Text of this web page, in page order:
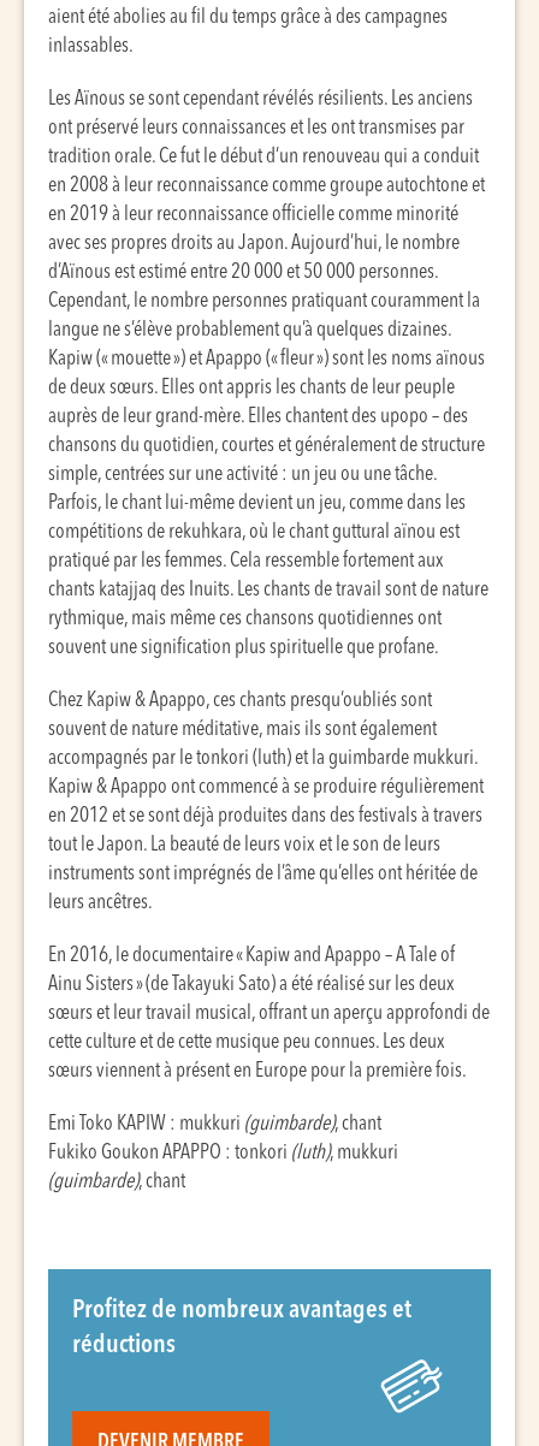
aient été abolies au fil du temps grâce à des campagnes
inlassables.
Les Aïnous se sont cependant révélés résilients. Les anciens
ont préservé leurs connaissances et les ont transmises par
tradition orale. Ce fut le début d’un renouveau qui a conduit
en 2008 à leur reconnaissance comme groupe autochtone et
en 2019 à leur reconnaissance officielle comme minorité
avec ses propres droits au Japon. Aujourd’hui, le nombre
d’Aïnous est estimé entre 20 000 et 50 000 personnes.
Cependant, le nombre personnes pratiquant couramment la
langue ne s’élève probablement qu’à quelques dizaines.
Kapiw (« mouette ») et Apappo (« fleur ») sont les noms aïnous
de deux sœurs. Elles ont appris les chants de leur peuple
auprès de leur grand-mère. Elles chantent des upopo – des
chansons du quotidien, courtes et généralement de structure
simple, centrées sur une activité : un jeu ou une tâche.
Parfois, le chant lui-même devient un jeu, comme dans les
compétitions de rekuhkara, où le chant guttural aïnou est
pratiqué par les femmes. Cela ressemble fortement aux
chants katajjaq des Inuits. Les chants de travail sont de nature
rythmique, mais même ces chansons quotidiennes ont
souvent une signification plus spirituelle que profane.
Chez Kapiw & Apappo, ces chants presqu’oubliés sont
souvent de nature méditative, mais ils sont également
accompagnés par le tonkori (luth) et la guimbarde mukkuri.
Kapiw & Apappo ont commencé à se produire régulièrement
en 2012 et se sont déjà produites dans des festivals à travers
tout le Japon. La beauté de leurs voix et le son de leurs
instruments sont imprégnés de l’âme qu’elles ont héritée de
leurs ancêtres.
En 2016, le documentaire « Kapiw and Apappo – A Tale of
Ainu Sisters » (de Takayuki Sato) a été réalisé sur les deux
sœurs et leur travail musical, offrant un aperçu approfondi de
cette culture et de cette musique peu connues. Les deux
sœurs viennent à présent en Europe pour la première fois.
Emi Toko KAPIW : mukkuri (guimbarde), chant
Fukiko Goukon APAPPO : tonkori (luth), mukkuri
(guimbarde), chant
Profitez de nombreux avantages et
réductions